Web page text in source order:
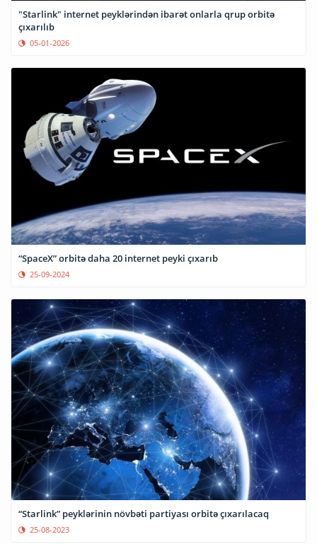
"Starlink" internet peyklərindən ibarət onlarla qrup orbitə
çıxarılıb
05-01-2026
“SpaceX” orbitə daha 20 internet peyki çıxarıb
25-09-2024
“Starlink” peyklərinin növbəti partiyası orbitə çıxarılacaq
25-08-2023